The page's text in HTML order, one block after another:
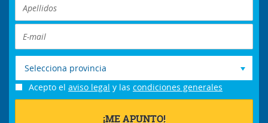
Selecciona provincia
Acepto el aviso legal y las condiciones generales